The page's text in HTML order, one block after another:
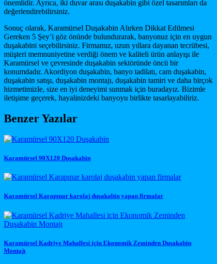
önemlidir. Ayrıca, iki duvar arası duşakabin gibi özel tasarımları da
değerlendirebilirsiniz.
Sonuç olarak, Karamürsel Duşakabin Alırken Dikkat Edilmesi
Gereken 5 Şey’i göz önünde bulundurarak, banyonuz için en uygun
duşakabini seçebilirsiniz. Firmamız, uzun yıllara dayanan tecrübesi,
müşteri memnuniyetine verdiği önem ve kaliteli ürün anlayışı ile
Karamürsel ve çevresinde duşakabin sektöründe öncü bir
konumdadır. Akordiyon duşakabin, banyo tadilatı, cam duşakabin,
duşakabin satışı, duşakabin montajı, duşakabin tamiri ve daha birçok
hizmetimizle, size en iyi deneyimi sunmak için buradayız. Bizimle
iletişime geçerek, hayalinizdeki banyoyu birlikte tasarlayabiliriz.
Benzer Yazılar
Karamürsel 90X120 Duşakabin
Karamürsel Karapınar karolaj duşakabin yapan firmalar
Karamürsel Kadriye Mahallesi için Ekonomik Zeminden Duşakabin
Montajı